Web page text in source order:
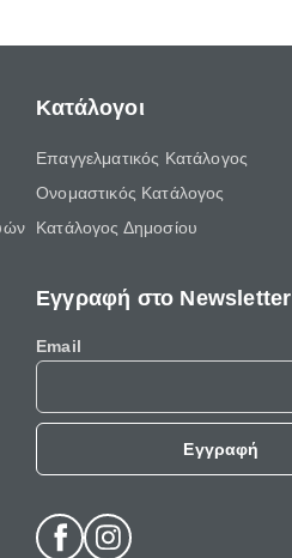
Κατάλογοι
Επαγγελματικός Κατάλογος
Ονομαστικός Κατάλογος
Κατάλογος Δημοσίου
Εγγραφή στο Newsletter
Email
Εγγραφή